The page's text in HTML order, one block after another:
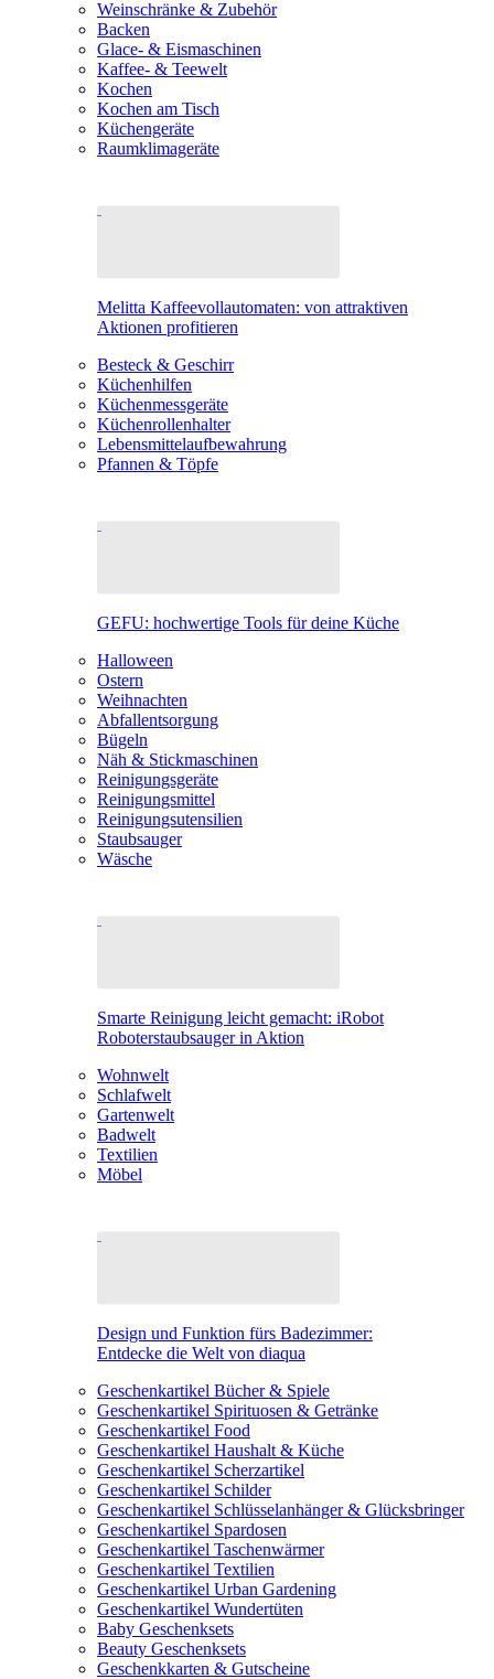
Weinschränke & Zubehör
Backen
Glace- & Eismaschinen
Kaffee- & Teewelt
Kochen
Kochen am Tisch
Küchengeräte
Raumklimageräte
Melitta Kaffeevollautomaten: von attraktiven
Aktionen profitieren
Besteck & Geschirr
Küchenhilfen
Küchenmessgeräte
Küchenrollenhalter
Lebensmittelaufbewahrung
Pfannen & Töpfe
GEFU: hochwertige Tools für deine Küche
Halloween
Ostern
Weihnachten
Abfallentsorgung
Bügeln
Näh & Stickmaschinen
Reinigungsgeräte
Reinigungsmittel
Reinigungsutensilien
Staubsauger
Wäsche
Smarte Reinigung leicht gemacht: iRobot
Roboterstaubsauger in Aktion
Wohnwelt
Schlafwelt
Gartenwelt
Badwelt
Textilien
Möbel
Design und Funktion fürs Badezimmer:
Entdecke die Welt von diaqua
Geschenkartikel Bücher & Spiele
Geschenkartikel Spirituosen & Getränke
Geschenkartikel Food
Geschenkartikel Haushalt & Küche
Geschenkartikel Scherzartikel
Geschenkartikel Schilder
Geschenkartikel Schlüsselanhänger & Glücksbringer
Geschenkartikel Spardosen
Geschenkartikel Taschenwärmer
Geschenkartikel Textilien
Geschenkartikel Urban Gardening
Geschenkartikel Wundertüten
Baby Geschenksets
Beauty Geschenksets
Geschenkkarten & Gutscheine